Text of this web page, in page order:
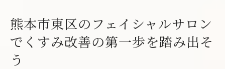
くすみ対策に効果的な成分を持つ製品紹介
肌のくすみを防ぐための日常ケア法
熊本市東区のフェイシャルサロン
でくすみ改善の第一歩を踏み出そ
う